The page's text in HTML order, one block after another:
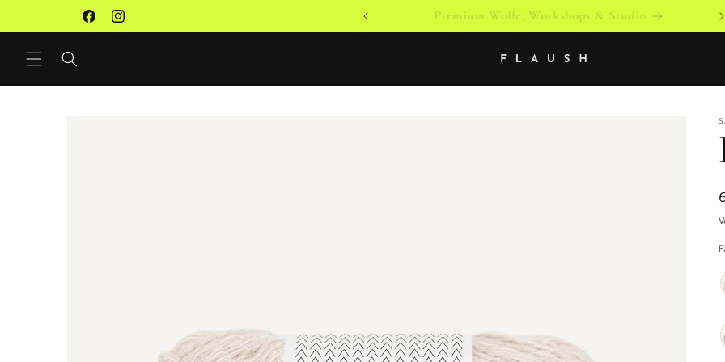
Inhalt
FacebookInstagram
Premium Wolle, Workshops & Studio Versandkostenfrei ab 79 € innerhalb von Österreich